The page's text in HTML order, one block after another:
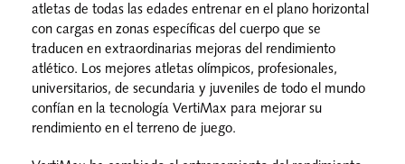
Contacto
Mi cuenta
atletas de todas las edades entrenar en el plano horizontal
con cargas en zonas específicas del cuerpo que se
traducen en extraordinarias mejoras del rendimiento
atlético. Los mejores atletas olímpicos, profesionales,
universitarios, de secundaria y juveniles de todo el mundo
confían en la tecnología VertiMax para mejorar su
rendimiento en el terreno de juego.